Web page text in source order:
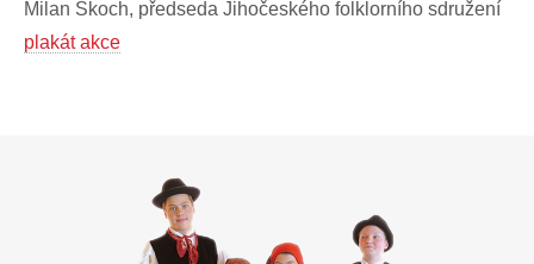
Milan Škoch, předseda Jihočeského folklorního sdružení
plakát akce